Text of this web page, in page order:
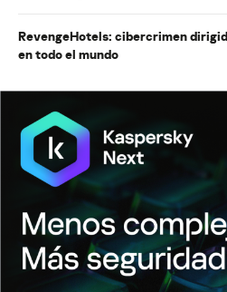
RevengeHotels: cibercrimen
en todo el mundo